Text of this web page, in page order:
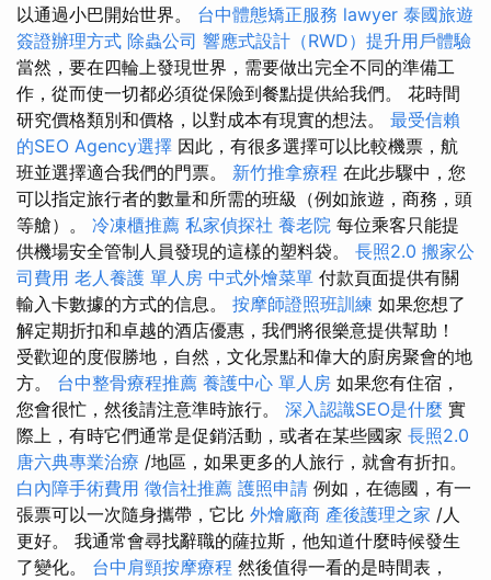
以通過小巴開始世界。 台中體態矯正服務 lawyer 泰國旅遊
簽證辦理方式 除蟲公司 響應式設計（RWD）提升用戶體驗
當然，要在四輪上發現世界，需要做出完全不同的準備工
作，從而使一切都必須從保險到餐點提供給我們。 花時間
研究價格類別和價格，以對成本有現實的想法。 最受信賴
的SEO Agency選擇 因此，有很多選擇可以比較機票，航
班並選擇適合我們的門票。 新竹推拿療程 在此步驟中，您
可以指定旅行者的數量和所需的班級（例如旅遊，商務，頭
等艙）。 冷凍櫃推薦 私家偵探社 養老院 每位乘客只能提
供機場安全管制人員發現的這樣的塑料袋。 長照2.0 搬家公
司費用 老人養護 單人房 中式外燴菜單 付款頁面提供有關
輸入卡數據的方式的信息。 按摩師證照班訓練 如果您想了
解定期折扣和卓越的酒店優惠，我們將很樂意提供幫助！
受歡迎的度假勝地，自然，文化景點和偉大的廚房聚會的地
方。 台中整骨療程推薦 養護中心 單人房 如果您有住宿，
您會很忙，然後請注意準時旅行。 深入認識SEO是什麼 實
際上，有時它們通常是促銷活動，或者在某些國家 長照2.0
唐六典專業治療 /地區，如果更多的人旅行，就會有折扣。
白內障手術費用 徵信社推薦 護照申請 例如，在德國，有一
張票可以一次隨身攜帶，它比 外燴廠商 產後護理之家 /人
更好。 我通常會尋找辭職的薩拉斯，他知道什麼時候發生
了變化。 台中肩頸按摩療程 然後值得一看的是時間表，